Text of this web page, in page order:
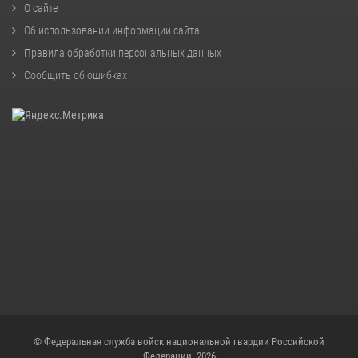
О сайте
Об использовании информации сайта
Правила обработки персональных данных
Сообщить об ошибках
© Федеральная служба войск национальной гвардии Российской